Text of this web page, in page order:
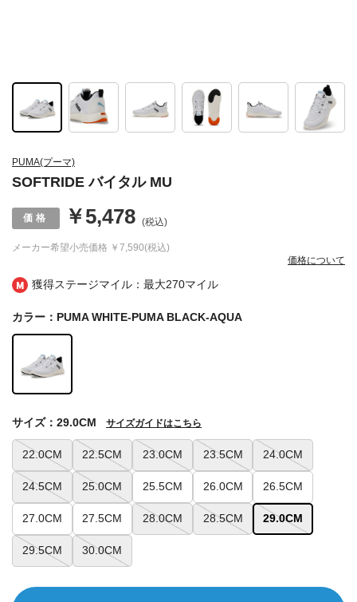
獲得ステージマイル：最大270マイル
PUMA(プーマ)
SOFTRIDE バイタル MU
メーカー希望小売価格 ￥7,590(税込)
￥5,478 (税込)
価格について
カラー：PUMA WHITE-PUMA BLACK-AQUA
22.0CM 22.5CM 23.0CM 23.5CM 24.0CM
24.5CM 25.0CM 25.5CM 26.0CM 26.5CM
27.0CM 27.5CM 28.0CM 28.5CM 29.0CM
29.5CM 30.0CM
サイズ：29.0CM サイズガイドはこちら